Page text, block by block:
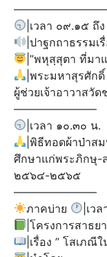
|เวลา ๐๙.๑๕ ถึ
|ปาฐกถาธรรมเ
|”พหุสฺสุตา ที่มา
|พระมหาสุรศัก
ผู้ช่วยเจ้าอาวาสวั
———————–
|เวลา ๑๐.๓๐ น.
|พิธีทอดผ้าป่าส
ศึกษาแก่พระภิกษุ-
๒๕๖๔-๒๕๖๕
———————–
ภาคบ่าย
|เว
|โครงการสาธ
|เรื่อง ” โสเภณี